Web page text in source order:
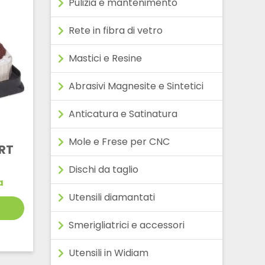
Rete in fibra di vetro
Mastici e Resine
Abrasivi Magnesite e Sintetici
Anticatura e Satinatura
Mole e Frese per CNC
Dischi da taglio
Utensili diamantati
Smerigliatrici e accessori
Utensili in Widiam